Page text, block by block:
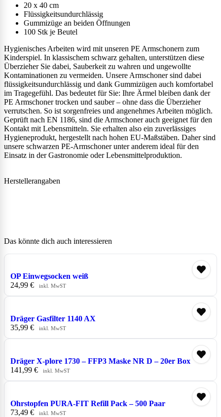
20 x 40 cm
Flüssigkeitsundurchlässig
Gummizüge an beiden Öffnungen
100 Stk je Beutel
Hygienisches Arbeiten wird mit unseren PE Armschonern zum
Kinderspiel. In klassischem schwarz gehalten, unterstützen diese
Überzieher Sie dabei, Sauberkeit zu wahren und ungewollte
Kontaminationen zu vermeiden. Unsere Armschoner sind dabei
flüssigkeitsundurchlässig und dank Gummizügen auch komfortabel
im Tragegefühl. Das bedeutet für Sie: Ihre Ärmel bleiben dank der
PE Armschoner trocken und sauber – ohne dass die Überzieher
verrutschen. So ist sorgenfreies und angenehmes Arbeiten möglich.
Geprüft nach EN 1186, sind die Armschoner auch geeignet für den
Kontakt mit Lebensmitteln. Sie erhalten also ein zuverlässiges
Hygieneprodukt, hergestellt nach hohen EU-Maßstäben. Daher sind
unsere schwarzen PE-Armschoner unter anderem ideal für den
Einsatz in der Gastronomie oder Lebensmittelproduktion.
Herstellerangaben
Das könnte dich auch interessieren
OP Einwegsocken weiß
24,99 € inkl. MwST
Dräger Gasfilter 1140 AX
35,99 € inkl. MwST
Dräger X-plore 1730 – FFP3 Maske NR D – 20er Box
141,99 € inkl. MwST
Ohrstopfen PURA-FIT Refill Pack – 500 Paar
73,49 € inkl. MwST